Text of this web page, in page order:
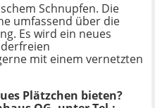
Schnupfen. Die
umfassend über die
Es wird ein neues
mit einem vernetzten
Plätzchen bieten?